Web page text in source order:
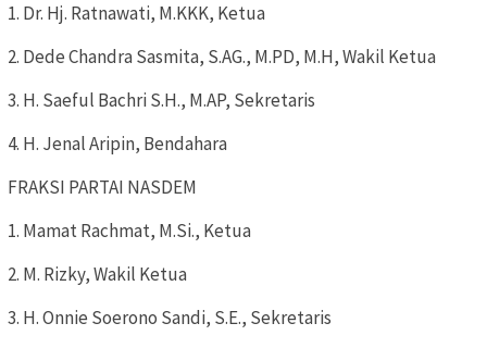
1. Dr. Hj. Ratnawati, M.KKK, Ketua
2. Dede Chandra Sasmita, S.AG., M.PD, M.H, Wakil Ketua
3. H. Saeful Bachri S.H., M.AP, Sekretaris
4. H. Jenal Aripin, Bendahara
FRAKSI PARTAI NASDEM
1. Mamat Rachmat, M.Si., Ketua
2. M. Rizky, Wakil Ketua
3. H. Onnie Soerono Sandi, S.E., Sekretaris